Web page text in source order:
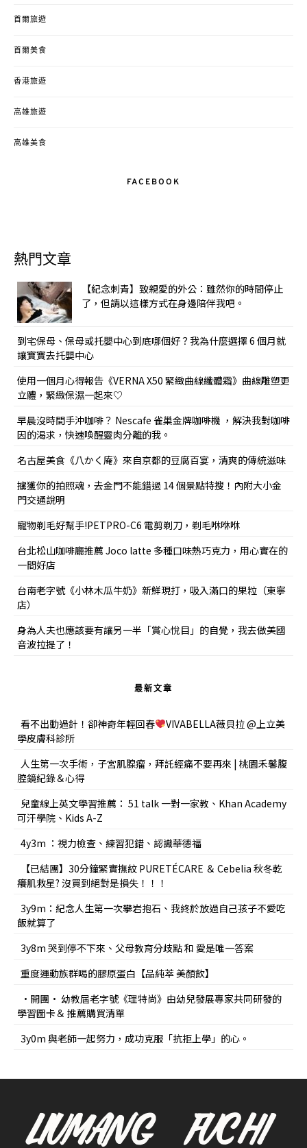
首爾旅遊
首爾美食
香港旅遊
高雄旅遊
高雄美食
FACEBOOK
熱門文章
【紀念刺青】致親愛的外公：雖然你的時間停止
了，但請以這樣方式在身邊陪伴我吧。
到宅保母、保母或托嬰中心到底哪個好？我為什麼選擇 6 個月就
讓寶寶去托嬰中心
使用一個月心得報告《VERNA X50 緊緻曲線纖體霜》曲線雕塑更
立體，緊緻保濕一起來♡
早晨沒時間手沖咖啡？ Nescafe 雀巢金牌咖啡機 ，解決我對咖啡
因的渴求，快速喚醒靈肉分離的我。
名古屋美食《八かく庵》來自京都的豆腐百宴，清爽的傳統滋味
擄獲你的拍照魂，去金門不能錯過 14 個景點特搜！內附大小金
門交通說明
寵物剃毛好幫手!PETPRO-C6 電剪剃刀，剃毛咻咻咻
台北松山咖啡廳推薦 Joco latte 多種口味熱巧克力，用心實在的
一間好店
台南老字號《小林木瓜牛奶》新鮮現打，吸入滿口的果粒（東寧
店）
身為人夫也應該要有讓另一半「賞心悅目」的自覺，我去做美國
音波拉提了！
最新文章
看不出動過針！卻神奇年輕回春
VIVABELLA薇貝拉 @上立美
學皮膚科診所
人生第一次手術，子宮肌腺瘤，拜託經痛不要再來 | 桃園禾馨腹
腔鏡紀錄＆心得
兒童線上英文學習推薦： 51 talk 一對一家教、Khan Academy
可汗學院、Kids A-Z
4y3m ：視力檢查、練習犯錯、認識華德福
【已結團】30分鐘緊實撫紋 PURETÉCARE ＆ Cebelia 秋冬乾
癢肌救星? 沒買到絕對是損失！！！
3y9m：紀念人生第一次攀岩抱石、我終於放過自己孩子不愛吃
飯就算了
3y8m 哭到停不下來、父母教育分歧點 和 愛是唯一答案
重度運動族群喝的膠原蛋白【品純萃 美顏飲】
•開團• 幼教屆老字號《理特尚》由幼兒發展專家共同研發的
學習圖卡＆ 推薦購買清單
3y0m 與老師一起努力，成功克服「抗拒上學」的心。